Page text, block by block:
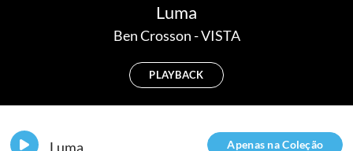
Luma
Ben Crosson-VISTA
PLAYBACK
Apenas na Coleção
Luma